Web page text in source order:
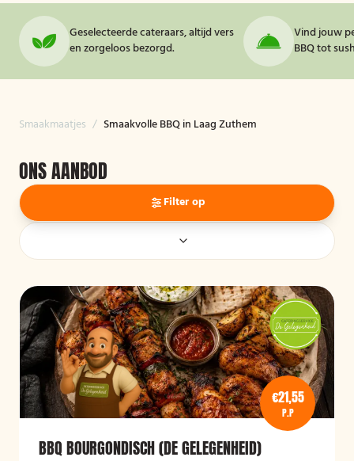
Geselecteerde cateraars, altijd vers
en zorgeloos bezorgd.
Vind jouw
BBQ tot
Smaakmaatjes / Smaakvolle BBQ in Laag Zuthem
ONS AANBOD
Filter op
€21,55
P.P
BBQ BOURGONDISCH (DE GELEGENHEID)